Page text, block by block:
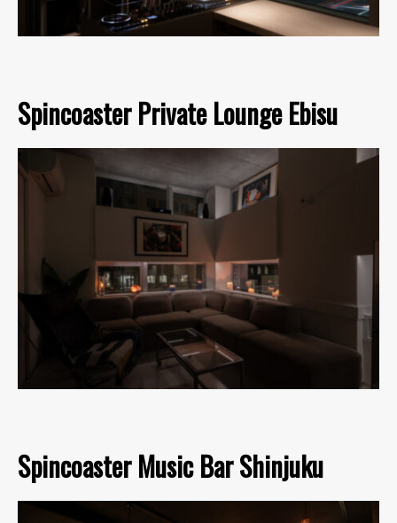
Spincoaster Private Lounge Ebisu
Spincoaster Music Bar Shinjuku